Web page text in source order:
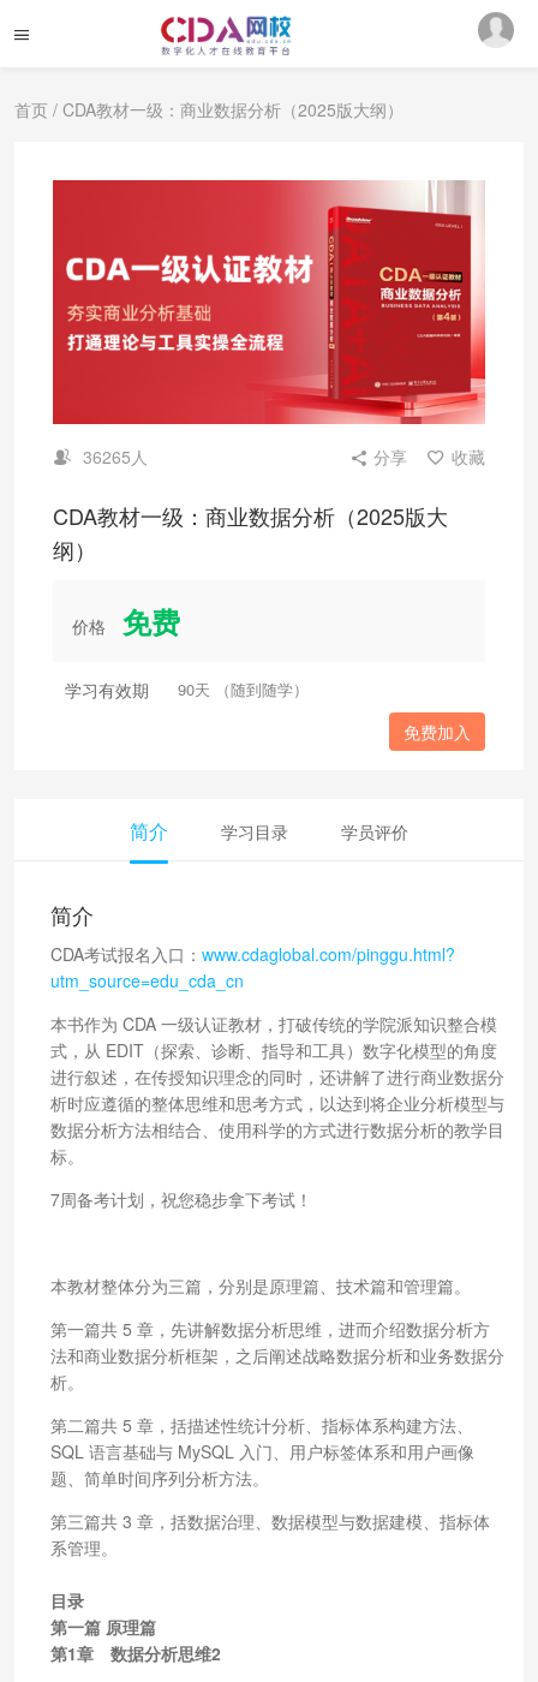
首页 / CDA教材一级：商业数据分析（2025版大纲）
36265人 分享 收藏
CDA教材一级：商业数据分析（2025版大
纲）
价格 免费
学习有效期 90天 （随到随学）
免费加入
简介 学习目录 学员评价
简介
CDA考试报名入口： www.cdaglobal.com/pinggu.html?
utm_source=edu_cda_cn
本书作为 CDA 一级认证教材，打破传统的学院派知识整合模
式，从 EDIT（探索、诊断、指导和工具）数字化模型的角度
进行叙述，在传授知识理念的同时，还讲解了进行商业数据分
析时应遵循的整体思维和思考方式，以达到将企业分析模型与
数据分析方法相结合、使用科学的方式进行数据分析的教学目
标。
7周备考计划，祝您稳步拿下考试！
本教材整体分为三篇，分别是原理篇、技术篇和管理篇。
第一篇共 5 章，先讲解数据分析思维，进而介绍数据分析方
法和商业数据分析框架，之后阐述战略数据分析和业务数据分
析。
第二篇共 5 章，括描述性统计分析、指标体系构建方法、
SQL 语言基础与 MySQL 入门、用户标签体系和用户画像
题、简单时间序列分析方法。
第三篇共 3 章，括数据治理、数据模型与数据建模、指标体
系管理。
目录
第一篇 原理篇
第1章 数据分析思维2